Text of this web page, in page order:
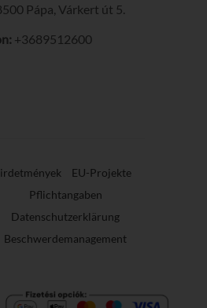
Pápa, Várkert út 5.
+3689512600
EU-Projekte
Pflichtangaben
Datenschutzerklärung
Beschwerdemanagement